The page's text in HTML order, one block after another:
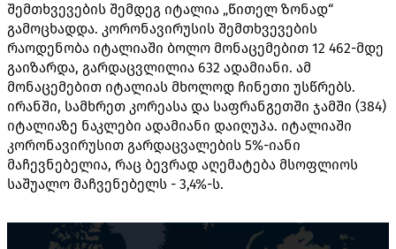
შემთხვევების შემდეგ იტალია „წითელ ზონად“
გამოცხადდა. კორონავირუსის შემთხვევების
რაოდენობა იტალიაში ბოლო მონაცემებით 12 462-მდე
გაიზარდა, გარდაცვლილია 632 ადამიანი. ამ
მონაცემებით იტალიას მხოლოდ ჩინეთი უსწრებს.
ირანში, სამხრეთ კორეასა და საფრანგეთში ჯამში (384)
იტალიაზე ნაკლები ადამიანი დაიღუპა. იტალიაში
კორონავირუსით გარდაცვალების 5%-იანი
მაჩევნებელია, რაც ბევრად აღემატება მსოფლიოს
საშუალო მაჩვენებელს - 3,4%-ს.